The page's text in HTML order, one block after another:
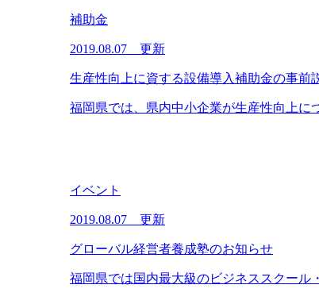
補助金
2019.08.07 更新
生産性向上に資する設備導入補助金の事前
福岡県では、県内中小企業が生産性向上に
イベント
2019.08.07 更新
グローバル経営者養成塾のお知らせ
福岡県では国内最大級のビジネススクー